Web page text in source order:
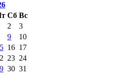
Сб Вс
2
3
9
10
16 17
23 24
30 31